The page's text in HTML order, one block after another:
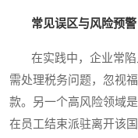
常见误区与风险预警
在实践中，企业常陷
需处理税务问题，忽视
款。另一个高风险领域
在员工结束派驻离开该